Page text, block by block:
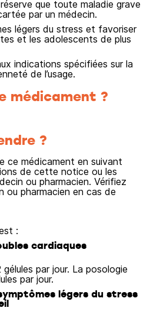
que toute maladie grave
par un médecin.
légers du stress et favoriser
et les adolescents de plus
indications spécifiées sur la
de l’usage.
médicament ?
?
ce médicament en suivant
de cette notice ou les
ou pharmacien. Vérifiez
ou pharmacien en cas de
:
cardiaques
gélules par jour. La posologie
par jour.
légers du stress